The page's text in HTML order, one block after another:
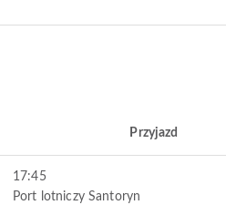
Przyjazd
17:45
Port lotniczy Santoryn